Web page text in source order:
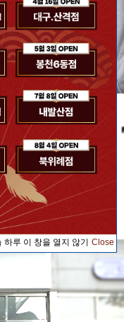
...
...
...
루 이 창을 열지 않기 Close
루 이 창을 열지 않기 Close
하루 이 창을 열지 않기 Close